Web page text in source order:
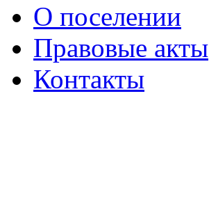
О поселении
Правовые акты
Контакты